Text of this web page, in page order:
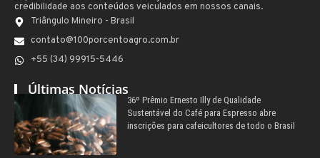
credibilidade aos conteúdos veiculados em nossos canais.
Triângulo Mineiro - Brasil
contato@100porcentoagro.com.br
+55 (34) 99915-5446
Últimas Notícias
36º Prêmio Ernesto Illy de Qualidade
Sustentável do Café para Espresso abre
inscrições para cafeicultores de todo o Brasil